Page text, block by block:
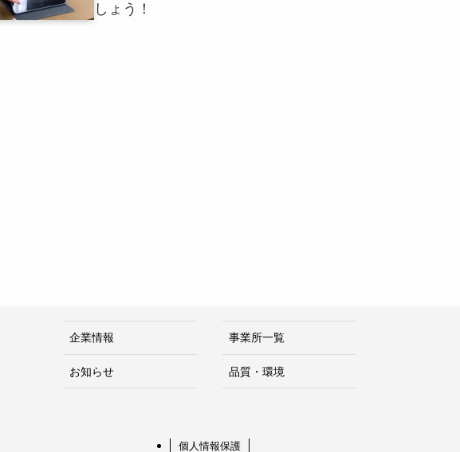
しょう！
企業情報
お知らせ
事業所一覧
品質・環境
個人情報保護